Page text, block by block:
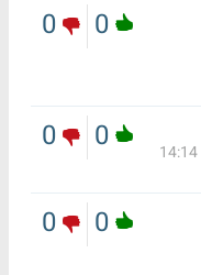
0
0
0
0
0
0